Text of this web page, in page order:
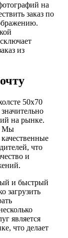
на
заказ по
из
50х70
на рынке.
Мы
что
и
и быстрый
загрузить
является
что делает